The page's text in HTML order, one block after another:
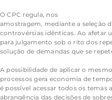
O CPC regula, nos artigos 1.036 e
amostragem, mediante a seleção
controvérsias idênticas. Ao afetar
para julgamento sob o rito dos
solução de demandas que se
A possibilidade de aplicar o
processos gera economia de
é possível acessar todos os
abrangência das decisões de